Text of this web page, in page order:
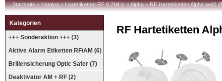
Startseite»Katalog»Hartetiketten RF 8.2MHz»Alpha»RF Hartetiketten Alpha weiß
Kategorien
+++ Sonderaktion +++ (3)
Aktive Alarm Etiketten RF/AM (6)
Brillensicherung Optic Safer (7)
Deaktivator AM + RF (2)
RF Hartetiketten